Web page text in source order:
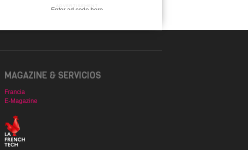
ADVERTISEMENT
Enter ad code here
MAGAZINE & SERVICIOS
Francia
E-Magazine